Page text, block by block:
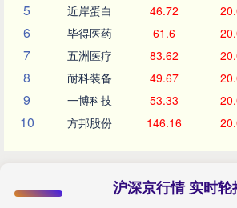
5 近岸蛋白 46.72
6 毕得医药 61.6
7 五洲医疗 83.62
8 耐科装备 49.67
9 一博科技 53.33
10 方邦股份 146.16
沪深京行情 实时轮